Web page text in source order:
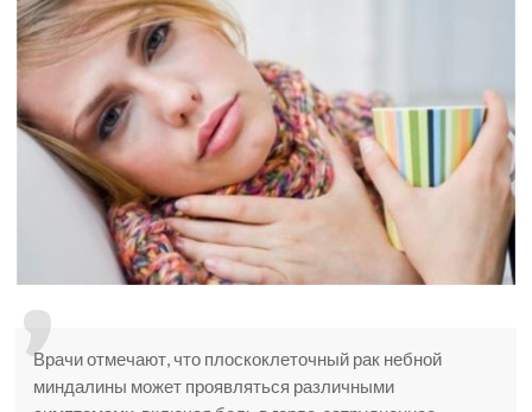
Врачи отмечают, что плоскоклеточный рак небной
миндалины может проявляться различными